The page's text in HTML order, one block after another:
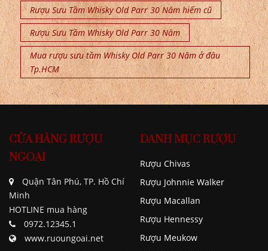
Rượu Sưu Tầm Whisky Old Parr 30 Năm hiếm cũ
Rượu Sưu Tầm Whisky Old Parr 30 Năm
Mua rượu sưu tầm Whisky Old Parr 30 Năm ở đâu
Tp.HCM
CỬA HÀNG RƯỢU
NGOẠI
Quận Tân Phú, TP. Hồ Chí
Minh
HOTLINE mua hàng
0972.12345.1
www.ruoungoai.net
DANH MỤC RƯỢU
Rượu Chivas
Rượu Johnnie Walker
Rượu Macallan
Rượu Hennessy
Rượu Meukow